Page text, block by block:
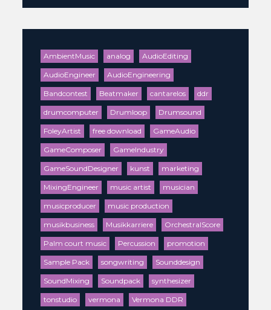
AmbientMusic analog AudioEditing
AudioEngineer AudioEngineering
Bandcontest Beatmaker cantarelos ddr
drumcomputer Drumloop Drumsound
FoleyArtist free download GameAudio
GameComposer GameIndustry
GameSoundDesigner kunst marketing
MixingEngineer music artist musician
musicproducer music production
musikbusiness Musikkarriere OrchestralScore
Palm court music Percussion promotion
Sample Pack songwriting Sounddesign
SoundMixing Soundpack synthesizer
tonstudio vermona Vermona DDR